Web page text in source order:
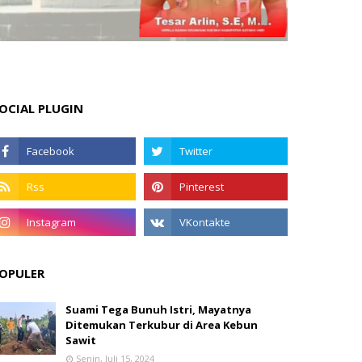
PLUGIN
Suami Tega Bunuh Istri, Mayatnya
Ditemukan Terkubur di Area Kebun
Sawit
Senin, Juli 15, 2024